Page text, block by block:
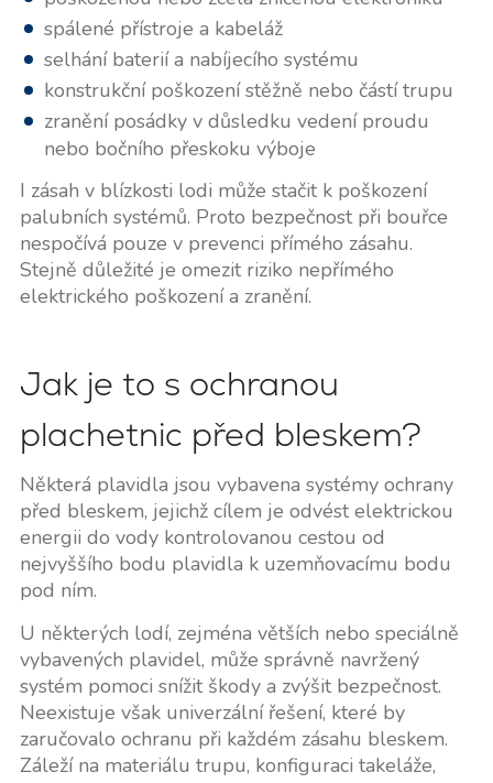
spálené přístroje a kabeláž
selhání baterií a nabíjecího systému
konstrukční poškození stěžně nebo částí trupu
zranění posádky v důsledku vedení proudu
nebo bočního přeskoku výboje
I zásah v blízkosti lodi může stačit k poškození
palubních systémů. Proto bezpečnost při bouřce
nespočívá pouze v prevenci přímého zásahu.
Stejně důležité je omezit riziko nepřímého
elektrického poškození a zranění.
Jak je to s ochranou
plachetnic před bleskem?
Některá plavidla jsou vybavena systémy ochrany
před bleskem, jejichž cílem je odvést elektrickou
energii do vody kontrolovanou cestou od
nejvyššího bodu plavidla k uzemňovacímu bodu
pod ním.
U některých lodí, zejména větších nebo speciálně
vybavených plavidel, může správně navržený
systém pomoci snížit škody a zvýšit bezpečnost.
Neexistuje však univerzální řešení, které by
zaručovalo ochranu při každém zásahu bleskem.
Záleží na materiálu trupu, konfiguraci takeláže,